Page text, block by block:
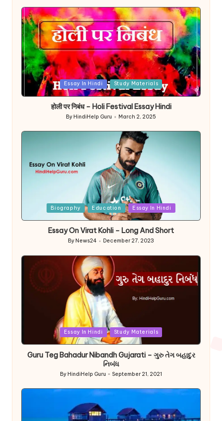
Posted
Essay In Hindi Study Materials
होली पर निबंध – Holi Festival Essay Hindi
Posted
by
By HindiHelp Guru March 2, 2025
Biography Education Essay In Hindi
Essay On Virat Kohli – Long And Short
Posted
By News24 December 27, 2023
Essay In Hindi Study Materials
Guru Teg Bahadur Nibandh Gujarati – ગુરુ તેગ બહાદુર
નિબંધ
Posted
By HindiHelp Guru September 21, 2021